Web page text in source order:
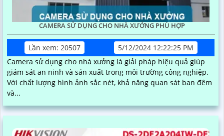
CAMERA SỬ DỤNG CHO NHÀ XƯỞNG PHÙ HỢP
Lần xem: 20507
5/12/2024 12:22:25 PM
Camera sử dụng cho nhà xưởng là giải pháp hiệu quả giúp
giám sát an ninh và sản xuất trong môi trường công nghiệp.
Với chất lượng hình ảnh sắc nét, khả năng quan sát ban đêm
và...